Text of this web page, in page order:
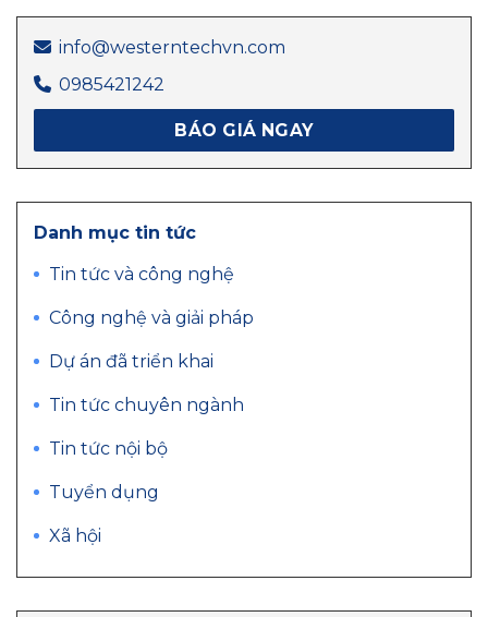
info@westerntechvn.com
0985421242
BÁO GIÁ NGAY
Danh mục tin tức
Tin tức và công nghệ
Công nghệ và giải pháp
Dự án đã triển khai
Tin tức chuyên ngành
Tin tức nội bộ
Tuyển dụng
Xã hội